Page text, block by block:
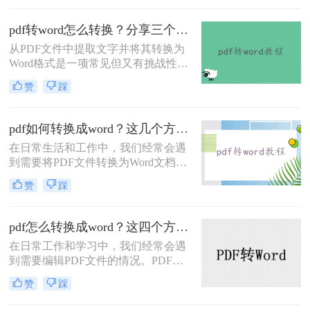
法。
pdf转word怎么转换？分享三个简单的方法！
从PDF文件中提取文字并将其转换为
Word格式是一项常见但又有挑战性的
任务。无论是为了编辑、复制或者重
新格式化内容，将PDF转为Word可以
中，我们将介绍pdf转word怎么转换方
法，帮助您实现这一转换。
赞 踩
pdf如何转换成word？这几个方法教你轻松转换！
在日常生活和工作中，我们经常会遇
到需要将PDF文件转换为Word文档的
情况。转换后的文档可以方便地进行
编辑、排版和分享，满足不同的需
word方法，帮助您轻松实现转换。
赞 踩
pdf怎么转换成word？这四个方法教你轻松搞定！
在日常工作和学习中，我们经常会遇
到需要编辑PDF文件的情况。PDF文
件格式的普及使得我们可以在不同的
设备上阅读和分享文件，但它也带来
赞 踩